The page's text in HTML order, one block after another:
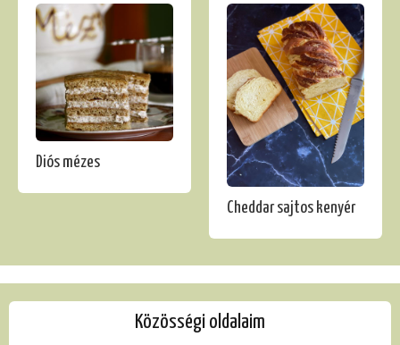
Diós mézes
Cheddar sajtos kenyér
Közösségi oldalaim